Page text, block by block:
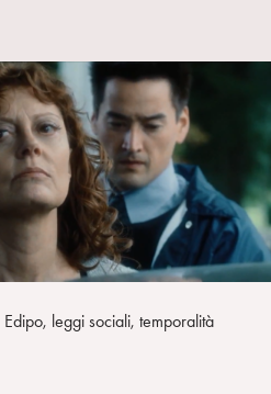
leggi sociali, temporalità